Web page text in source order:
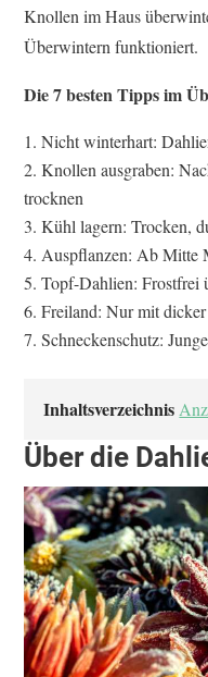
Knollen im Haus
Überwintern funktioniert.
Die 7 besten Tipps im
Nicht winterhart:
Knollen ausgraben:
trocknen
Kühl lagern: Trocken,
Auspflanzen: Ab Mitte
Topf-Dahlien: Frostfrei
Freiland: Nur mit
Schneckenschutz:
Inhaltsverzeichnis
Über die